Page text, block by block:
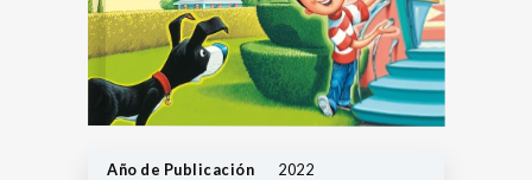
Año de Publicación 2022